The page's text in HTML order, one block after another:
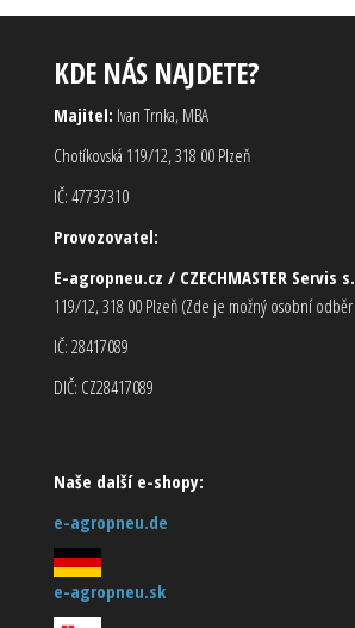
KDE NÁS NAJDETE?
Majitel: Ivan Trnka, MBA
Chotíkovská 119/12, 318 00 Plzeň
IČ: 47737310
Provozovatel:
E-agropneu.cz / CZECHMASTER Servis
119/12, 318 00 Plzeň (Zde je možný osobní
IČ: 28417089
DIČ: CZ28417089
Naše další e-shopy:
e-agropneu.de
e-agropneu.sk